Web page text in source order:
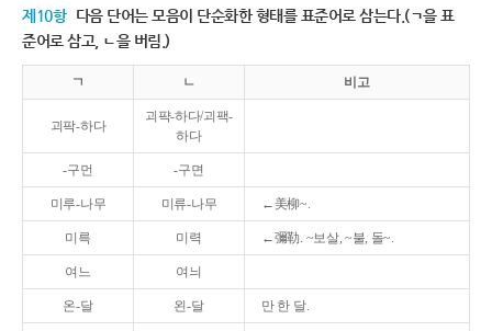
제10항 다음 단어는 모음이 단순화한 형태를 표준어로 삼는다.(ㄱ을 표
준어로 삼고, ㄴ을 버림.)
ㄱ ㄴ 비고
괴팍-하다
괴퍅-하다/괴팩-
하다
-구먼 -구면
미루-나무 미류-나무 ←美柳~.
미륵 미력 ←彌勒. ~보살, ~불, 돌~.
여느 여늬
온-달 왼-달 만 한 달.